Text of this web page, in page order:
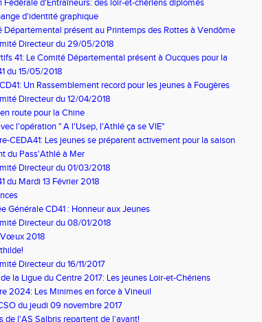
Fédérale d'Entraîneurs: des loir-et-chériens diplomés
d'identité graphique
Départemental présent au Printemps des Rottes à Vendôme
Directeur du 29/05/2018
41: Le Comité Départemental présent à Oucques pour la
du 15/05/2018
Un Rassemblement record pour les jeunes à Fougères
Directeur du 12/04/2018
route pour la Chine
l'opération " A l'Usep, l'Athlé ça se VIE"
CEDA41: Les jeunes se préparent activement pour la saison
du Pass'Athlé à Mer
Directeur du 01/03/2018
du Mardi 13 Février 2018
Générale CD41 : Honneur aux Jeunes
Directeur du 08/01/2018
2018
Directeur du 16/11/2017
la Ligue du Centre 2017: Les jeunes Loir-et-Chériens
2024: Les Minimes en force à Vineuil
du jeudi 09 novembre 2017
de l'AS Salbris repartent de l'avant!